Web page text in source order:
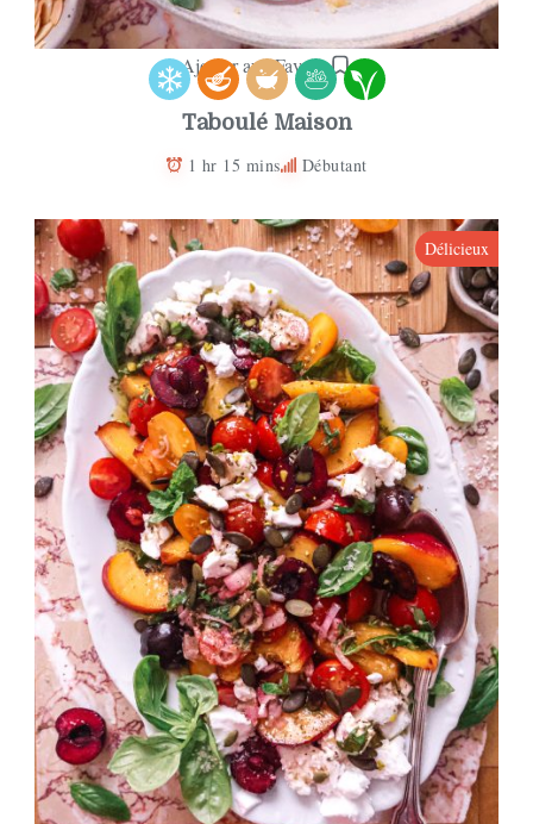
Ajouter aux Favoris
Taboulé Maison
1 hr 15 mins Débutant
Délicieux